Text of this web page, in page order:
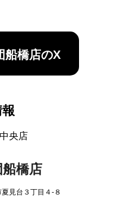
船橋店のX
央店
橋店
見台３丁目４-８